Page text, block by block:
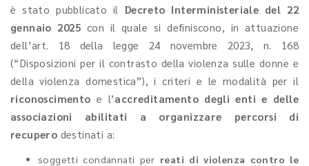
è stato pubblicato il Decreto Interministeriale del 22
gennaio 2025 con il quale si definiscono, in attuazione
dell’art. 18 della legge 24 novembre 2023, n. 168
(“Disposizioni per il contrasto della violenza sulle donne e
della violenza domestica”), i criteri e le modalità per il
riconoscimento e l’accreditamento degli enti e delle
associazioni abilitati a organizzare percorsi di
recupero destinati a:
soggetti condannati per reati di violenza contro le